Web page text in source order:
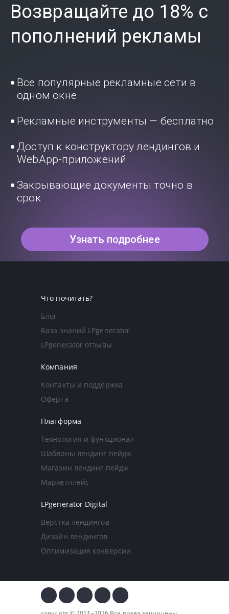
Возвращайте до 18% с
пополнений рекламы
Все популярные рекламные сети в
одном окне
Рекламные инструменты — бесплатно
Доступ к конструктору лендингов и
WebApp-приложений
Закрывающие документы точно в
срок
Узнать подробнее
Что почитать?
Блог
База знаний LPgenerator
LPgenerator отзывы
Компания
Контакты и поддержка
Оферта
Платформа
Технология и функционал
Шаблоны лендинг пейдж
Магазин лендинг пейдж
Маркетплейс
LPgenerator Digital
Верстка лендингов
Дизайн лендингов
Оптимизация конверсии